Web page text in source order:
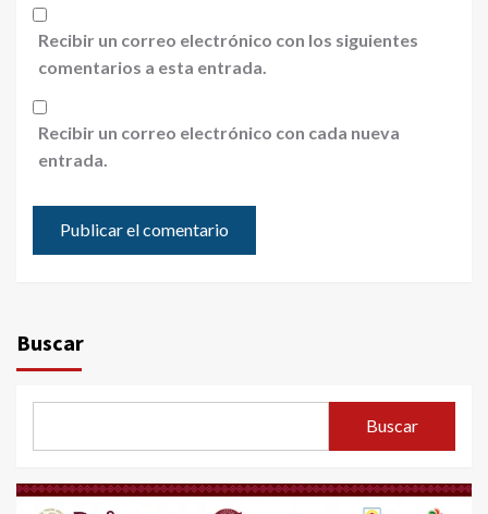
Recibir un correo electrónico con los siguientes
comentarios a esta entrada.
Recibir un correo electrónico con cada nueva
entrada.
Buscar
Buscar